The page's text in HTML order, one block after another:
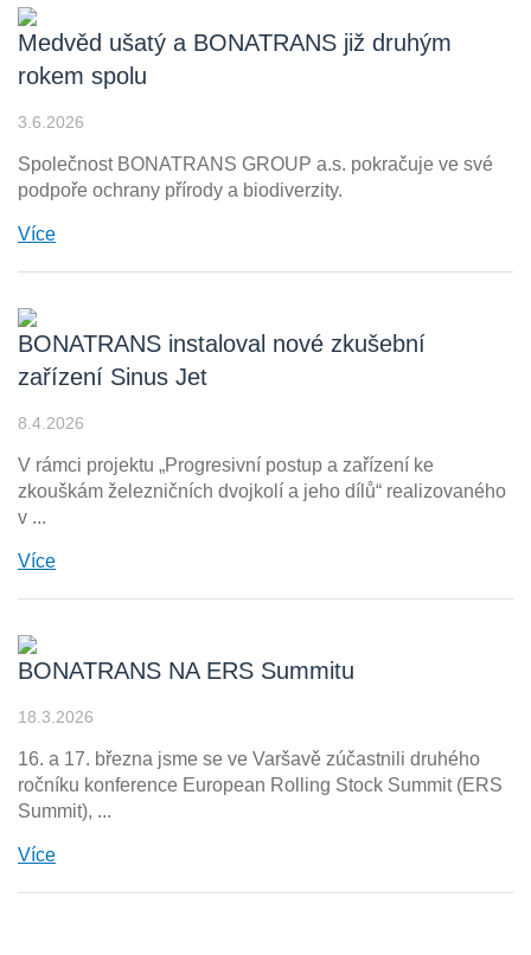
Medvěd ušatý a BONATRANS již druhým
rokem spolu
3.6.2026
Společnost BONATRANS GROUP a.s. pokračuje ve své
podpoře ochrany přírody a biodiverzity.
Více
BONATRANS instaloval nové zkušební
zařízení Sinus Jet
8.4.2026
V rámci projektu „Progresivní postup a zařízení ke
zkouškám železničních dvojkolí a jeho dílů“ realizovaného
v ...
Více
BONATRANS NA ERS Summitu
18.3.2026
16. a 17. března jsme se ve Varšavě zúčastnili druhého
ročníku konference European Rolling Stock Summit (ERS
Summit), ...
Více